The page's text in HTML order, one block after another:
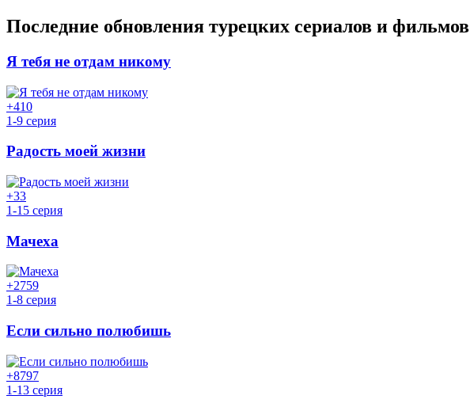
Последние обновления турецких сериалов и фильмов
Я тебя не отдам никому
+410
1-9 серия
Радость моей жизни
+33
1-15 серия
Мачеха
+2759
1-8 серия
Если сильно полюбишь
+8797
1-13 серия